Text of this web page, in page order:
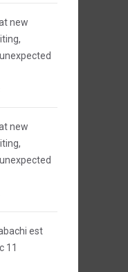
new
new
est
11